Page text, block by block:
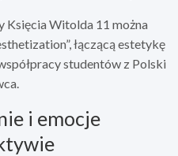
Księcia Witolda 11 można
łączącą estetykę
studentów z Polski
i emocje